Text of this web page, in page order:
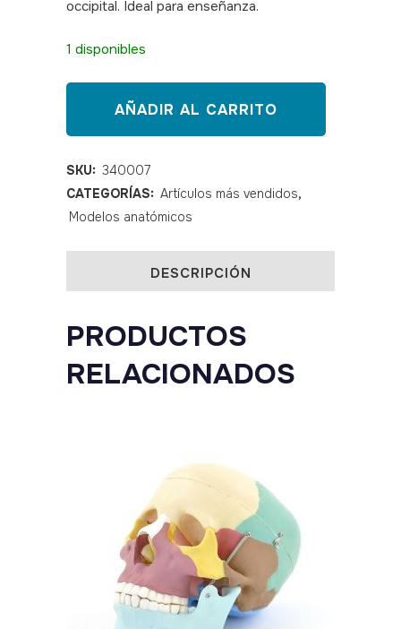
occipital. Ideal para enseñanza.
1 disponibles
Columna
vertebral
tamaño
natural
soporte
quantity
AÑADIR AL CARRITO
SKU: 340007
CATEGORÍAS: Artículos más vendidos,
Modelos anatómicos
DESCRIPCIÓN
PRODUCTOS
RELACIONADOS